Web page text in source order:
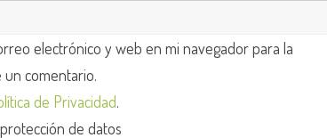
electrónico y web en mi navegador para la
comentario.
de Privacidad.
de datos